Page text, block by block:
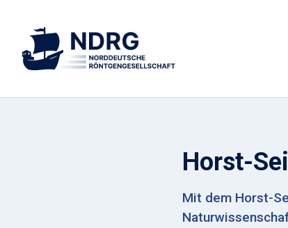
Horst-
Mit dem Horst-